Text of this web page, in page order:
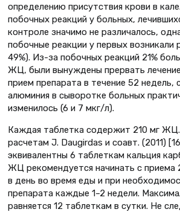
определению присутствия крови в
побочных реакций у больных,
контроле значимо не различалось,
побочные реакции у первых возникали
49%). Из-за побочных реакций 21%
ЖЦ, были вынуждены прервать
прием препарата в течение 52 недель,
алюминия в сыворотке больных
изменилось (6 и 7 мкг/л).
Каждая таблетка содержит 210 мг
расчетам J. Daugirdas и соавт. (2011)
эквивалентны 6 таблеткам кальция
ЖЦ рекомендуется начинать с приема
в день во время еды и при
препарата каждые 1–2 недели.
равняется 12 таблеткам в сутки. Не